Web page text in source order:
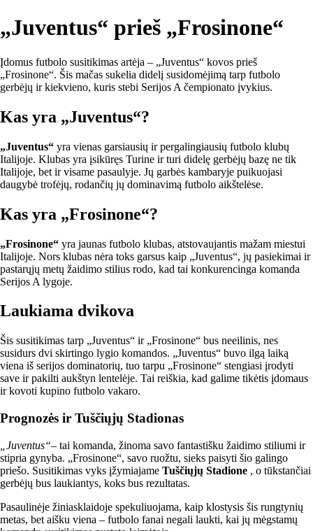
„Juventus“ prieš „Frosinone“
Įdomus futbolo susitikimas artėja – „Juventus“ kovos prieš
„Frosinone“. Šis mačas sukelia didelį susidomėjimą tarp futbolo
gerbėjų ir kiekvieno, kuris stebi Serijos A čempionato įvykius.
Kas yra „Juventus“?
„Juventus“ yra vienas garsiausių ir pergalingiausių futbolo klubų
Italijoje. Klubas yra įsikūręs Turine ir turi didelę gerbėjų bazę ne tik
Italijoje, bet ir visame pasaulyje. Jų garbės kambaryje puikuojasi
daugybė trofėjų, rodančių jų dominavimą futbolo aikštelėse.
Kas yra „Frosinone“?
„Frosinone“ yra jaunas futbolo klubas, atstovaujantis mažam miestui
Italijoje. Nors klubas nėra toks garsus kaip „Juventus“, jų pasiekimai ir
pastarųjų metų žaidimo stilius rodo, kad tai konkurencinga komanda
Serijos A lygoje.
Laukiama dvikova
Šis susitikimas tarp „Juventus“ ir „Frosinone“ bus neeilinis, nes
susidurs dvi skirtingo lygio komandos. „Juventus“ buvo ilgą laiką
viena iš serijos dominatorių, tuo tarpu „Frosinone“ stengiasi įrodyti
save ir pakilti aukštyn lentelėje. Tai reiškia, kad galime tikėtis įdomaus
ir kovoti kupino futbolo vakaro.
Prognozės ir Tuščiųjų Stadionas
„Juventus“– tai komanda, žinoma savo fantastišku žaidimo stiliumi ir
stipria gynyba. „Frosinone“, savo ruožtu, sieks paisyti šio galingo
priešo. Susitikimas vyks įžymiajame Tuščiųjų Stadione , o tūkstančiai
gerbėjų bus laukiantys, koks bus rezultatas.
Pasaulinėje žiniasklaidoje spekuliuojama, kaip klostysis šis rungtynių
metas, bet aišku viena – futbolo fanai negali laukti, kai jų mėgstamų